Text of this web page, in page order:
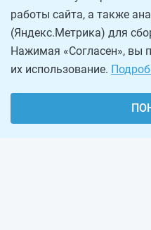
работы сайта, а также
(Яндекс.Метрика) для
Нажимая «Согласен», вы
их использование.